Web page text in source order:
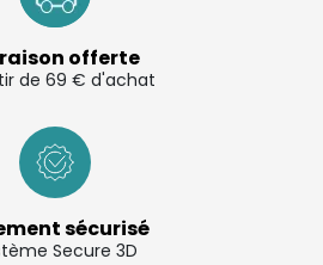
offerte
de 69 € d'achat
sécurisé
Secure 3D